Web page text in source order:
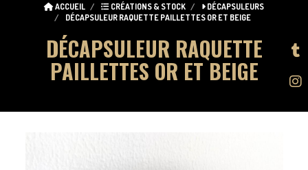
ACCUEIL CRÉATIONS & STOCK
DÉCAPSULEURS
DÉCAPSULEUR RAQUETTE PAILLETTES OR ET BEIGE
DÉCAPSULEUR RAQUETTE
PAILLETTES OR ET BEIGE